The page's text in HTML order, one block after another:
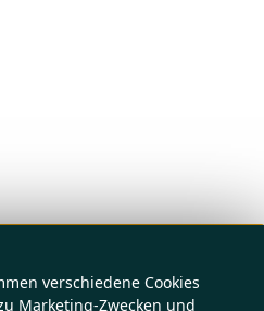
verschiedene Cookies
Marketing-Zwecken und